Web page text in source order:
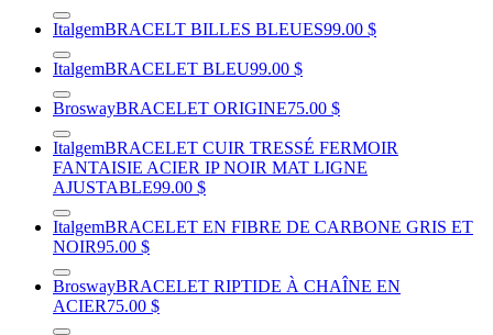
ItalgemBRACELT BILLES BLEUES99.00 $
ItalgemBRACELET BLEU99.00 $
BroswayBRACELET ORIGINE75.00 $
ItalgemBRACELET CUIR TRESSÉ FERMOIR
FANTAISIE ACIER IP NOIR MAT LIGNE
AJUSTABLE99.00 $
ItalgemBRACELET EN FIBRE DE CARBONE GRIS ET
NOIR95.00 $
BroswayBRACELET RIPTIDE À CHAÎNE EN
ACIER75.00 $